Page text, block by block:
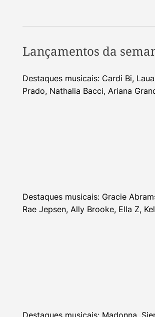
Lançamentos da
Destaques musicais: Cardi Bi,
Prado, Nathalia Bacci, Ariana
Destaques musicais: Gracie
Rae Jepsen, Ally Brooke, Ella Z,
Destaques musicais: Madonna,